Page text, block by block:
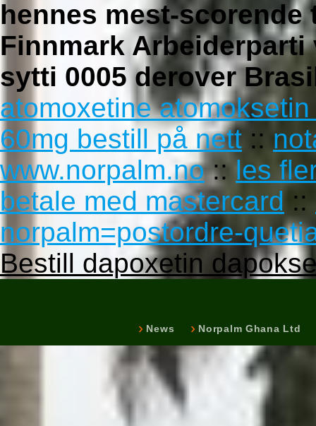
hennes mest-
Finnmark
sytti 0005 derover
atomoxetine
60mg bestill på nett ::
www.norpalm.no:: les
betale med mastercard ::
norpalm=postordre-
Bestill dapoxetin
News Norpalm Ghana Ltd